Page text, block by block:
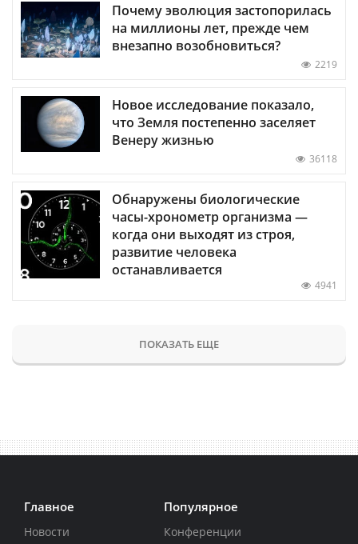
Почему эволюция застопорилась
на миллионы лет, прежде чем
внезапно возобновиться?
2219
Новое исследование показало,
что Земля постепенно заселяет
Венеру жизнью
36118
Обнаружены биологические
часы-хронометр организма —
когда они выходят из строя,
развитие человека
останавливается
4941
ПОКАЗАТЬ ЕЩЕ
Главное
Новости
Популярное
Конференции